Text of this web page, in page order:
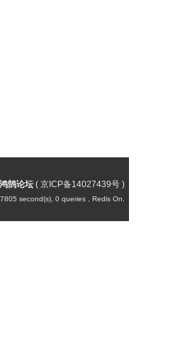
鸿鹄论坛 ( 京ICP备14027439号 )
second(s), 0 queries , Redis On.